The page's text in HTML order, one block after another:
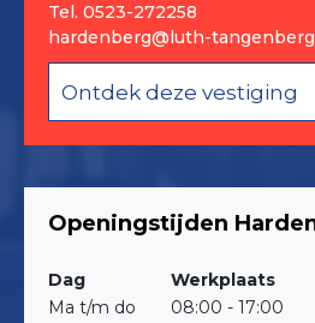
Tel. 0523-272258
hardenberg@luth-
Ontdek deze vestiging
Openingstijden
Dag Werkplaats
Ma t/m do
08:00 - 17:00